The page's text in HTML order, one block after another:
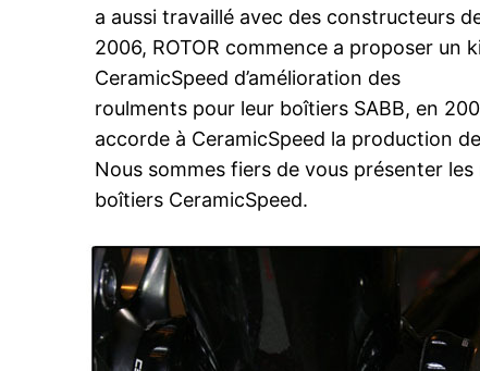
a aussi travaillé avec des constructeurs
2006, ROTOR commence a proposer un
CeramicSpeed d’amélioration des
roulments pour leur boîtiers SABB, en
accorde à CeramicSpeed la production
Nous sommes fiers de vous présenter les
boîtiers CeramicSpeed.